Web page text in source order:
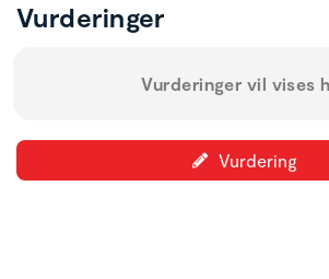
Vurderinger
Vurderinger vil vises
Vurdering